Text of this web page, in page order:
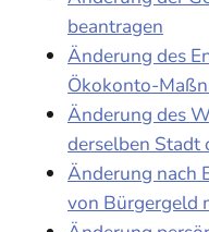
beantragen
Änderung des
Ökokonto-
Änderung des
derselben Stadt
Änderung nach
von Bürgergeld